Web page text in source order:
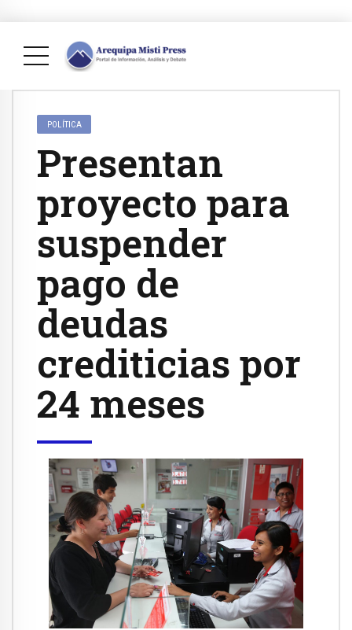
POLÍTICA
Presentan
proyecto para
suspender
pago de
deudas
crediticias por
24 meses